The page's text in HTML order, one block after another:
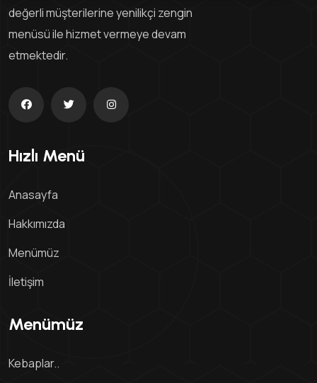
değerli müşterilerine yenilikçi zengin
menüsü ile hizmet vermeye devam
etmektedir.
Hızlı Menü
Anasayfa
Hakkımızda
Menümüz
İletişim
Menümüz
Kebaplar..